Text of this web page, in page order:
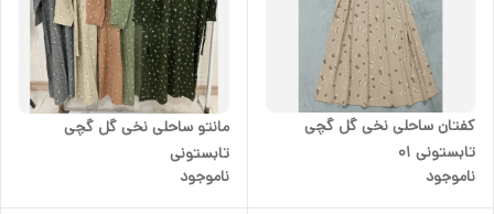
کفتان ساحلی نخی گل گچی
تابستونی 01
ناموجود
مانتو ساحلی نخی گل گچی
تابستونی
ناموجود